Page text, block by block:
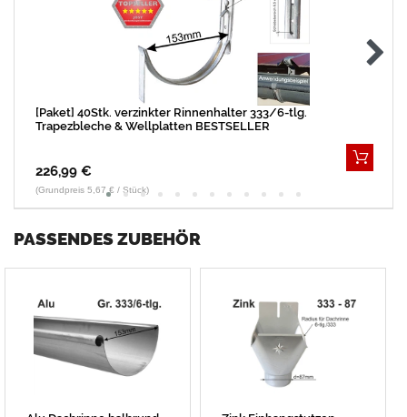
[Paket] 40Stk. verzinkter Rinnenhalter 333/6-tlg.
Trapezbleche & Wellplatten BESTSELLER
226,99 €
(Grundpreis 5,67 € / Stück)
PASSENDES ZUBEHÖR